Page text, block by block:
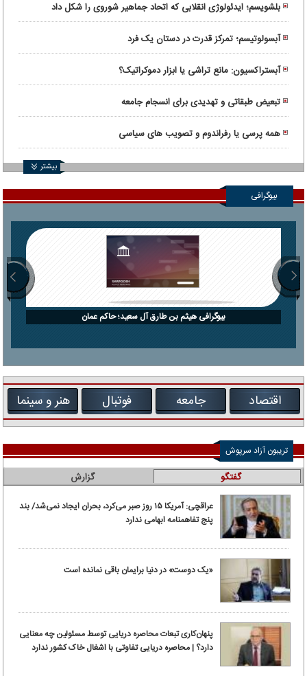
بلشویسم؛ ایدئولوژی انقلابی که اتحاد جماهیر شوروی را شکل داد
آبسولوتیسم؛ تمرکز قدرت در دستان یک فرد
آبستراکسیون: مانع تراشی یا ابزار دموکراتیک؟
تبعیض طبقاتی و تهدیدی برای انسجام جامعه
همه پرسی یا رفراندوم و تصویب های سیاسی
بیشتر
بیوگرافی
بیوگرافی هیثم بن طارق آل سعید؛ حاکم عمان
اقتصاد جامعه فوتبال هنر و سینما
تریبون آزاد سرپوش
گفتگو گزارش
عراقچی: آمریکا ۱۵ روز صبر می‌کرد، بحران ایجاد نمی‌شد/ بند
پنج تفاهمنامه ابهامی ندارد
«یک دوست» در دنیا برایمان باقی نمانده است
پنهان‌کاری تبعات محاصره دریایی توسط مسئولین چه معنایی
دارد؟ | محاصره دریایی تفاوتی با اشغال خاک کشور ندارد